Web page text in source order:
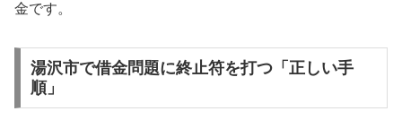
金です。
湯沢市で借金問題に終止符を打つ「正しい手
順」